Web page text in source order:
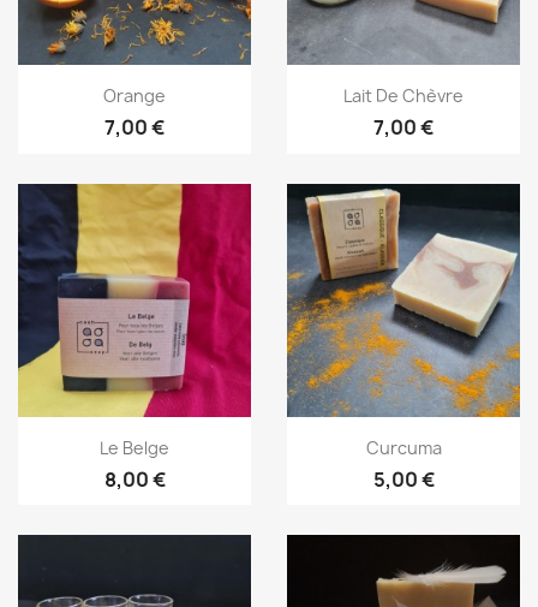
Aperçu rapide
Orange
7,00 €
 Aperçu rapide
Lait De Chèvre
7,00 €
Aperçu rapide
Le Belge
8,00 €
Aperçu rapide
Curcuma
5,00 €